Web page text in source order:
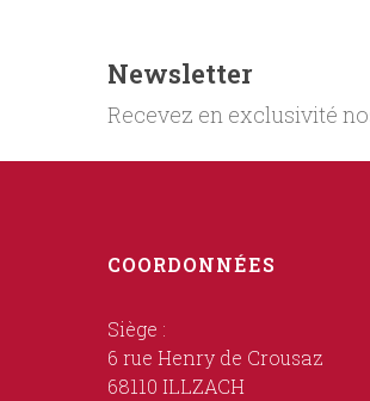
Newsletter
Recevez en exclusivité
COORDONNÉES
Siège :
6 rue Henry de Crousaz
68110 ILLZACH